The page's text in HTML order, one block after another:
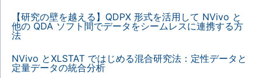
【研究の壁を越える】QDPX 形式を活用して NVivo と
他の QDA ソフト間でデータをシームレスに連携する方
法
NVivo とXLSTAT ではじめる混合研究法：定性データと
定量データの統合分析